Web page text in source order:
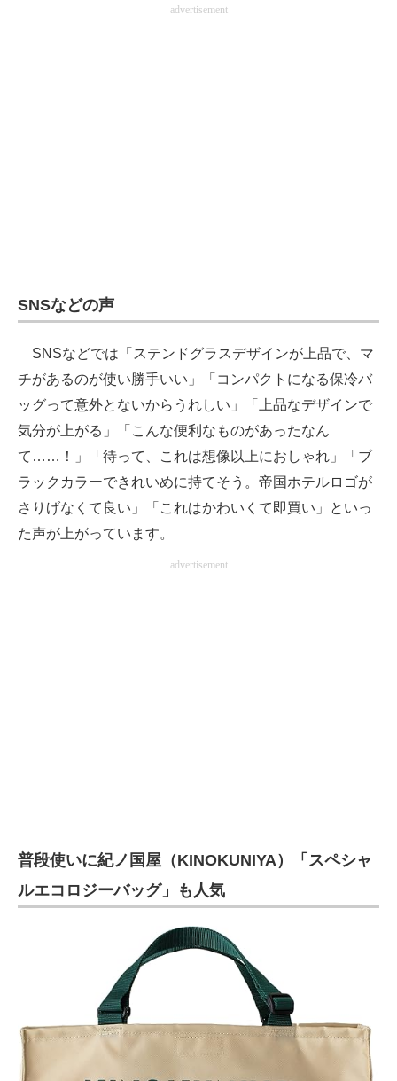
advertisement
SNSなどの声
SNSなどでは「ステンドグラスデザインが上品で、マ
チがあるのが使い勝手いい」「コンパクトになる保冷バ
ッグって意外とないからうれしい」「上品なデザインで
気分が上がる」「こんな便利なものがあったなん
て……！」「待って、これは想像以上におしゃれ」「ブ
ラックカラーできれいめに持てそう。帝国ホテルロゴが
さりげなくて良い」「これはかわいくて即買い」といっ
た声が上がっています。
advertisement
普段使いに紀ノ国屋（KINOKUNIYA）「スペシャ
ルエコロジーバッグ」も人気